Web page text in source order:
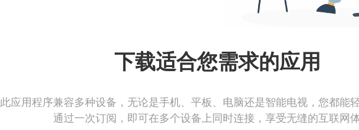
下载适合您需求的应用
此应用程序兼容多种设备，无论是手机、平板、电脑还是智能电视，您都能轻
通过一次订阅，即可在多个设备上同时连接，享受无缝的互联网体